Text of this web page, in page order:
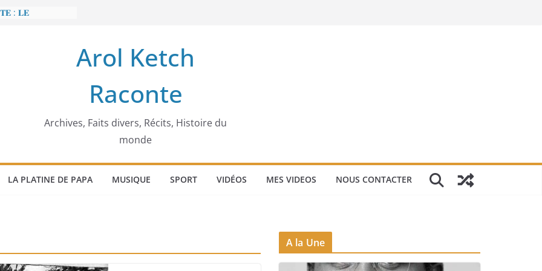
: 𝐋𝐄
𝐨𝐫𝐝𝐢𝐧𝐚𝐭𝐞𝐮𝐫
Arol Ketch
Raconte
Archives, Faits divers, Récits, Histoire du
monde
LA PLATINE DE PAPA MUSIQUE SPORT VIDÉOS MES VIDEOS NOUS CONTACTER
A la Une